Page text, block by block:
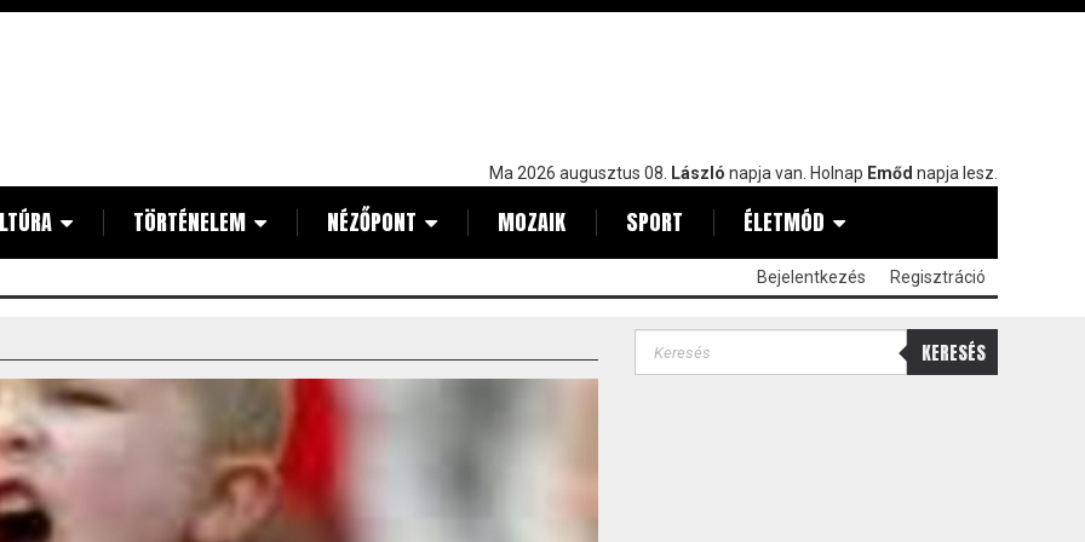
Ma 2026 augusztus 08. László napja van. Holnap Emőd napja lesz.
TÖRTÉNELEM NÉZŐPONT MOZAIK SPORT ÉLETMÓD
Bejelentkezés Regisztráció
KERESÉS